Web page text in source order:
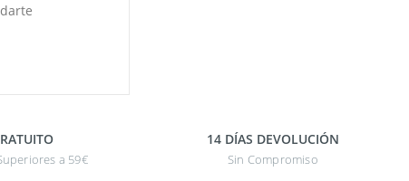
a 59€
14 DÍAS DEVOLUCIÓN
Sin Compromiso